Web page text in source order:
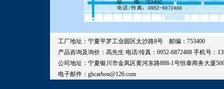
工厂地址：宁夏平罗工业园区太沙路8号 邮编：753400
产品咨询及询价：高先生 电话/传真：0952-6872488 手机号：
公司地址：宁夏银川市金凤区黄河东路888-1号恒泰商务大厦
电子邮件：ghcarbon@126.com